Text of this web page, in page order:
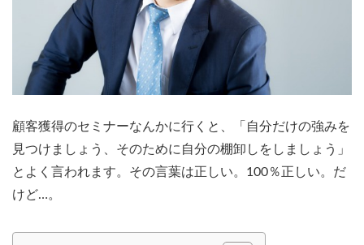
顧客獲得のセミナーなんかに行くと、「自分だけの強みを
見つけましょう、そのために自分の棚卸しをしましょう」
とよく言われます。その言葉は正しい。100％正しい。だ
けど…。